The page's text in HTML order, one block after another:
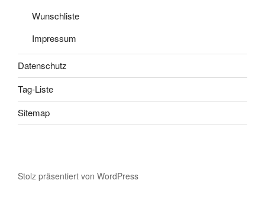
Wunschliste
Impressum
Datenschutz
Tag-Liste
Sitemap
Stolz präsentiert von WordPress